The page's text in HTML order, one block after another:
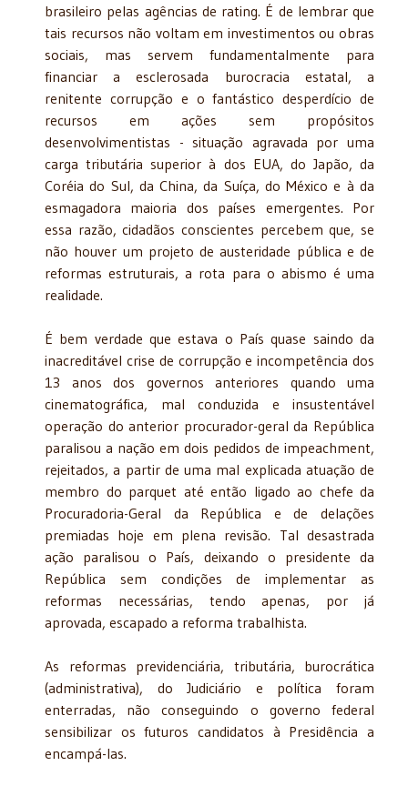
brasileiro pelas agências de rating. É de lembrar que
tais recursos não voltam em investimentos ou obras
sociais, mas servem fundamentalmente para
financiar a esclerosada burocracia estatal, a
renitente corrupção e o fantástico desperdício de
recursos em ações sem propósitos
desenvolvimentistas - situação agravada por uma
carga tributária superior à dos EUA, do Japão, da
Coréia do Sul, da China, da Suíça, do México e à da
esmagadora maioria dos países emergentes. Por
essa razão, cidadãos conscientes percebem que, se
não houver um projeto de austeridade pública e de
reformas estruturais, a rota para o abismo é uma
realidade.
É bem verdade que estava o País quase saindo da
inacreditável crise de corrupção e incompetência dos
13 anos dos governos anteriores quando uma
cinematográfica, mal conduzida e insustentável
operação do anterior procurador-geral da República
paralisou a nação em dois pedidos de impeachment,
rejeitados, a partir de uma mal explicada atuação de
membro do parquet até então ligado ao chefe da
Procuradoria-Geral da República e de delações
premiadas hoje em plena revisão. Tal desastrada
ação paralisou o País, deixando o presidente da
República sem condições de implementar as
reformas necessárias, tendo apenas, por já
aprovada, escapado a reforma trabalhista.
As reformas previdenciária, tributária, burocrática
(administrativa), do Judiciário e política foram
enterradas, não conseguindo o governo federal
sensibilizar os futuros candidatos à Presidência a
encampá-las.